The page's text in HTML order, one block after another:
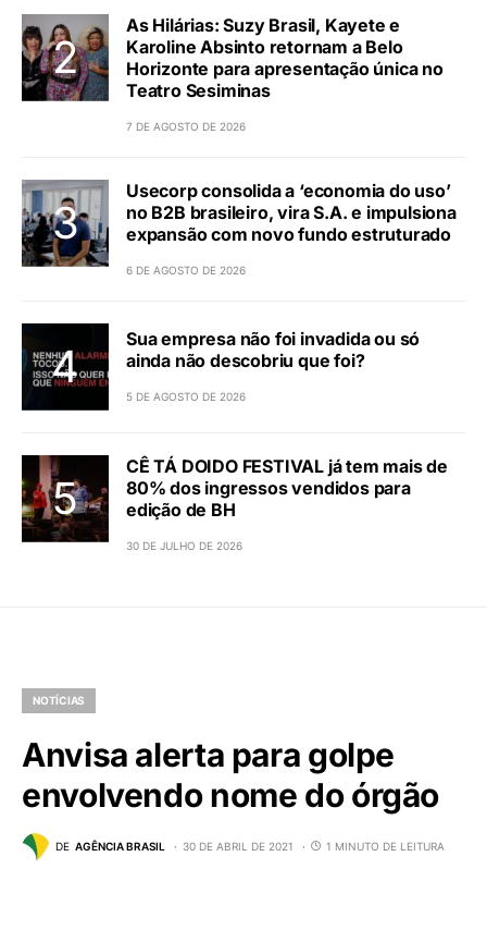
As Hilárias: Suzy Brasil, Kayete e
Karoline Absinto retornam a Belo
Horizonte para apresentação única no
Teatro Sesiminas
7 DE AGOSTO DE 2026
Usecorp consolida a ‘economia do uso’
no B2B brasileiro, vira S.A. e impulsiona
expansão com novo fundo estruturado
6 DE AGOSTO DE 2026
Sua empresa não foi invadida ou só
ainda não descobriu que foi?
5 DE AGOSTO DE 2026
CÊ TÁ DOIDO FESTIVAL já tem mais de
80% dos ingressos vendidos para
edição de BH
30 DE JULHO DE 2026
NOTÍCIAS
Anvisa alerta para golpe
envolvendo nome do órgão
DE AGÊNCIA BRASIL 30 DE ABRIL DE 2021 1 MINUTO DE LEITURA